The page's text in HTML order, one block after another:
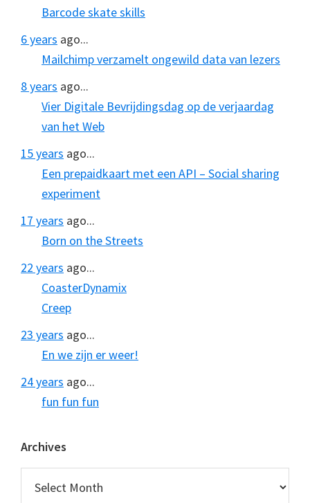
Barcode skate skills
6 years ago...
Mailchimp verzamelt ongewild data van lezers
8 years ago...
Vier Digitale Bevrijdingsdag op de verjaardag
van het Web
15 years ago...
Een prepaidkaart met een API – Social sharing
experiment
17 years ago...
Born on the Streets
22 years ago...
CoasterDynamix
Creep
23 years ago...
En we zijn er weer!
24 years ago...
fun fun fun
Archives